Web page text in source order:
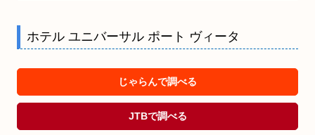
ホテル ユニバーサル ポート ヴィータ
じゃらんで調べる
JTBで調べる